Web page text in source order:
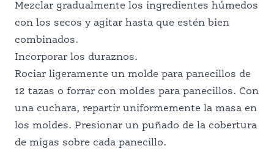
Mezclar gradualmente los ingredientes húmedos
con los secos y agitar hasta que estén bien
combinados.
Incorporar los duraznos.
Rociar ligeramente un molde para panecillos de
12 tazas o forrar con moldes para panecillos. Con
una cuchara, repartir uniformemente la masa en
los moldes. Presionar un puñado de la cobertura
de migas sobre cada panecillo.